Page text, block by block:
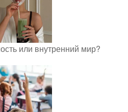
или внутренний мир?